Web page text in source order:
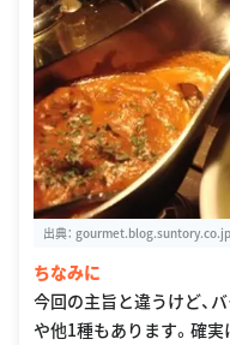
出典：
ちなみに
今回の主旨と違うけど、
や他1種もあります。確